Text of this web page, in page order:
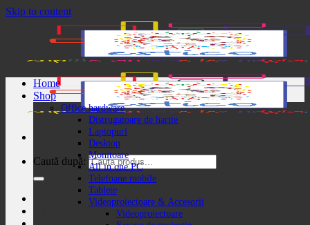
Skip to content
Caută după:
Autentificare / Înregistrare
Home
Shop
Office hardware
Distrugatoare de hartie
Laptopuri
Desktop
Monitoare
All in one PC
Telefoane mobile
Tablete
Videoproiectoare & Accesorii
Videoproiectoare